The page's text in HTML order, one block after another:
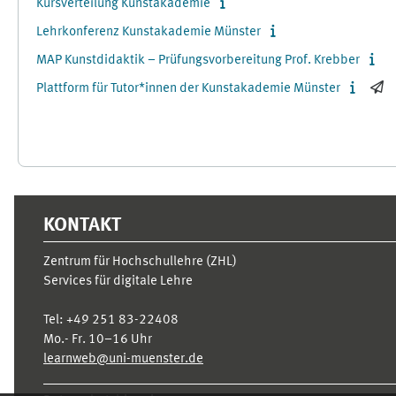
Kursverteilung Kunstakademie
Lehrkonferenz Kunstakademie Münster
MAP Kunstdidaktik – Prüfungsvorbereitung Prof. Krebber
Plattform für Tutor*innen der Kunstakademie Münster
Ergänzungsblöcke
KONTAKT
Zentrum für Hochschullehre (ZHL)
Services für digitale Lehre
Tel: +49 251 83-22408
Mo.- Fr. 10–16 Uhr
learnweb@uni-muenster.de